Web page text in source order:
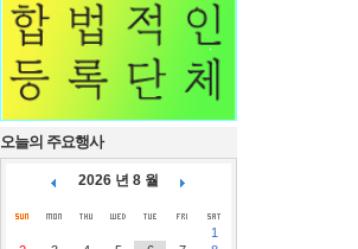
오늘의 주요행사
2026 년 8 월
1